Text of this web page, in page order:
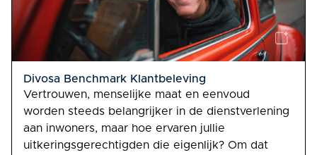
Divosa Benchmark Klantbeleving
Vertrouwen, menselijke maat en eenvoud
worden steeds belangrijker in de dienstverlening
aan inwoners, maar hoe ervaren jullie
uitkeringsgerechtigden die eigenlijk? Om dat